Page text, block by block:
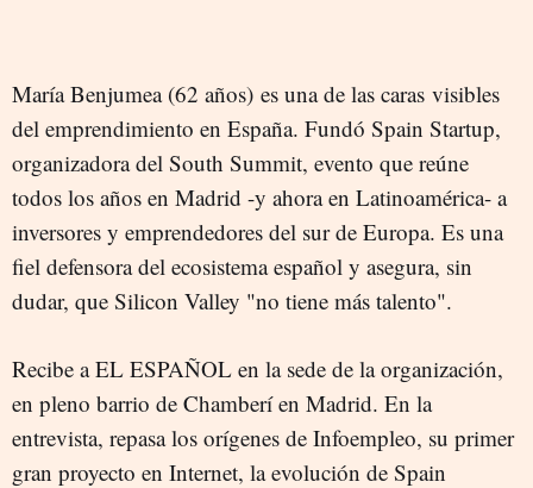
María Benjumea (62 años) es una de las caras visibles
del emprendimiento en España. Fundó Spain Startup,
organizadora del South Summit, evento que reúne
todos los años en Madrid -y ahora en Latinoamérica- a
inversores y emprendedores del sur de Europa. Es una
fiel defensora del ecosistema español y asegura, sin
dudar, que Silicon Valley "no tiene más talento".
Recibe a EL ESPAÑOL en la sede de la organización,
en pleno barrio de Chamberí en Madrid. En la
entrevista, repasa los orígenes de Infoempleo, su primer
gran proyecto en Internet, la evolución de Spain